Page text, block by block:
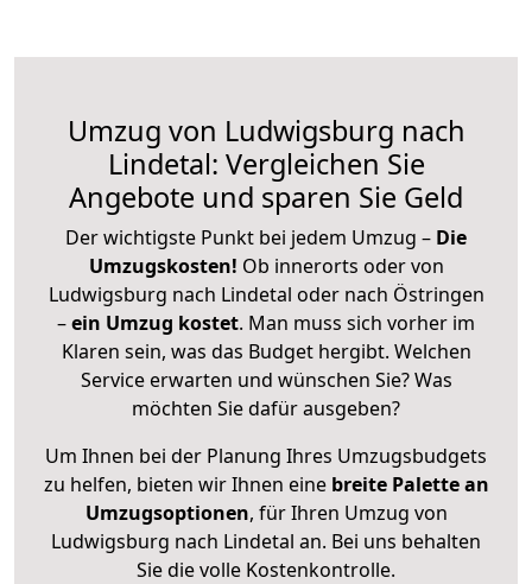
Umzug von Ludwigsburg nach
Lindetal: Vergleichen Sie
Angebote und sparen Sie Geld
Der wichtigste Punkt bei jedem Umzug – Die
Umzugskosten! Ob innerorts oder von
Ludwigsburg nach Lindetal oder nach Östringen
–ein Umzug kostet. Man muss sich vorher im
Klaren sein, was das Budget hergibt. Welchen
Service erwarten und wünschen Sie? Was
möchten Sie dafür ausgeben?
Um Ihnen bei der Planung Ihres Umzugsbudgets
zu helfen, bieten wir Ihnen eine breite Palette an
Umzugsoptionen, für Ihren Umzug von
Ludwigsburg nach Lindetal an. Bei uns behalten
Sie die volle Kostenkontrolle.